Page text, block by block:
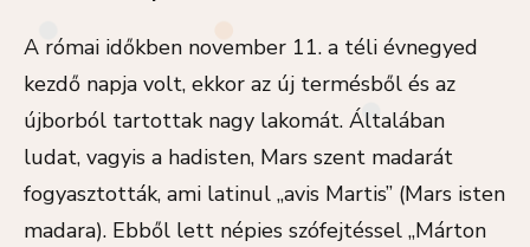
A római időkben november 11. a téli évnegyed
kezdő napja volt, ekkor az új termésből és az
újborból tartottak nagy lakomát. Általában
ludat, vagyis a hadisten, Mars szent madarát
fogyasztották, ami latinul „avis Martis” (Mars isten
madara). Ebből lett népies szófejtéssel „Márton